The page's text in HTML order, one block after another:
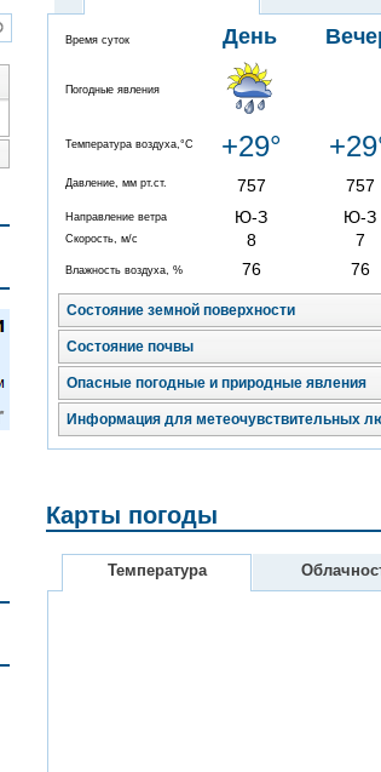
Время суток День
Погодные явления
Температура воздуха,°C +29°
Давление, мм рт.ст. 757 757
Направление ветра Ю-З Ю-З
Скорость, м/с 8 7
Влажность воздуха, % 76 76
Состояние земной поверхности
Состояние почвы
Опасные погодные и природные явления
Информация для метеочувствительных
Карты погоды
Температура